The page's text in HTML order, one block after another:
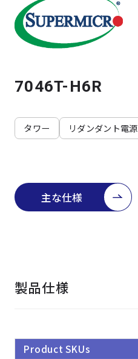
よくある質問
会社案内
7046T-H6R
タワー リダンダント電源
主な仕様
製品仕様
Product SKUs